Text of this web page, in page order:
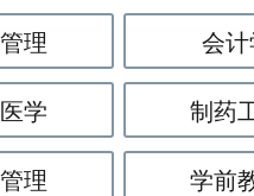
理 会计
学 制药
理 学前